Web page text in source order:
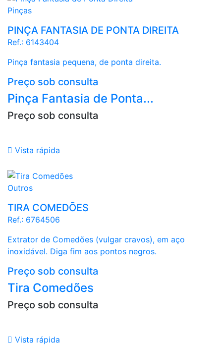
Pinças
PINÇA FANTASIA DE PONTA DIREITA
Ref.: 6143404
Pinça fantasia pequena, de ponta direita.
Preço sob consulta
Pinça Fantasia de Ponta...
Preço sob consulta
 Vista rápida
Outros
TIRA COMEDÕES
Ref.: 6764506
Extrator de Comedões (vulgar cravos), em aço
inoxidável. Diga fim aos pontos negros.
Preço sob consulta
Tira Comedões
Preço sob consulta
 Vista rápida